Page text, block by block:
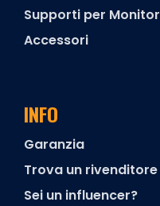
Supporti per Monitor
Accessori
INFO
Garanzia
Trova un rivenditore
Sei un influencer?